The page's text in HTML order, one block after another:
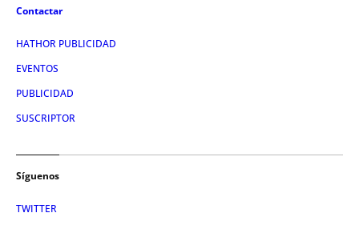
Contactar
HATHOR PUBLICIDAD
EVENTOS
PUBLICIDAD
SUSCRIPTOR
Síguenos
TWITTER